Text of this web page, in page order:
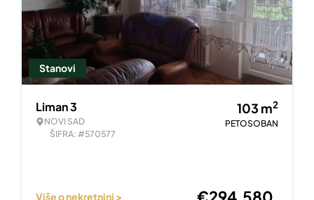
Stanovi
Liman 3
NOVI SAD
ŠIFRA: #570577
103 m2
PETOSOBAN
Više o nekretnini >